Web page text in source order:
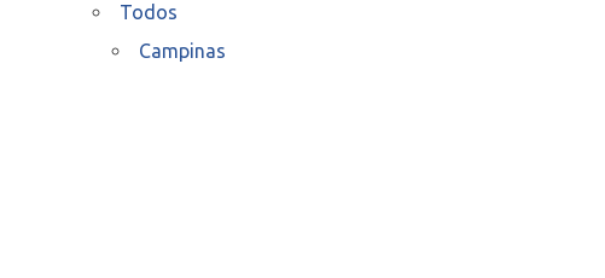
Todos
Campinas